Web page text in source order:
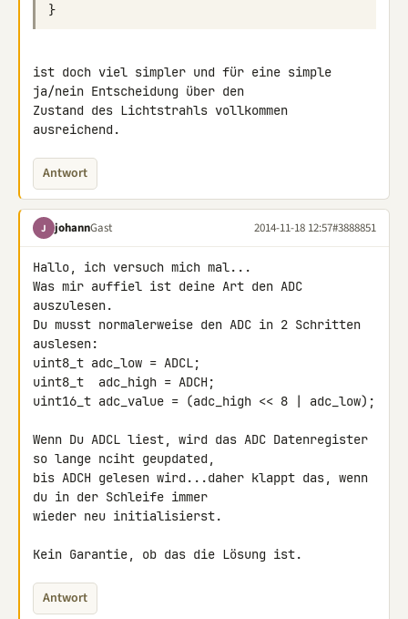
}
ist doch viel simpler und für eine simple
ja/nein Entscheidung über den
Zustand des Lichtstrahls vollkommen
ausreichend.
Antwort
J johannGast 2014-11-18 12:57#3888851
Hallo, ich versuch mich mal...
Was mir auffiel ist deine Art den ADC
auszulesen.
Du musst normalerweise den ADC in 2 Schritten
auslesen:
uint8_t adc_low = ADCL;
uint8_t  adc_high = ADCH;
uint16_t adc_value = (adc_high << 8 | adc_low);
Wenn Du ADCL liest, wird das ADC Datenregister
so lange nciht geupdated,
bis ADCH gelesen wird...daher klappt das, wenn
du in der Schleife immer
wieder neu initialisierst.
Kein Garantie, ob das die Lösung ist.
Antwort